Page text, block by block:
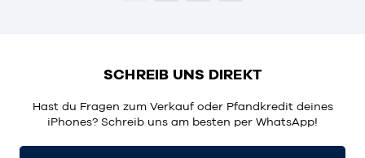
SCHREIB UNS DIREKT
Hast du Fragen zum Verkauf oder Pfandkredit deines
iPhones? Schreib uns am besten per WhatsApp!